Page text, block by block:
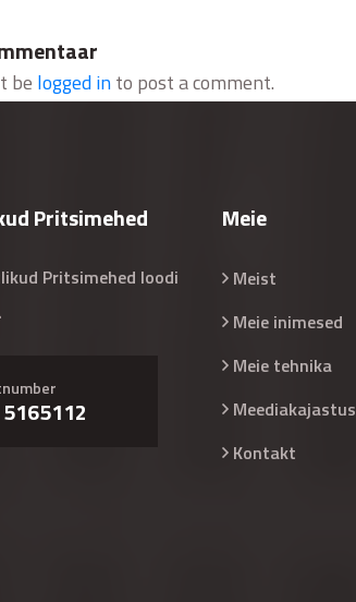
be logged into post a comment.
Pritsimehed
Pritsimehed loodi
Meie
Meist
Meie inimesed
Meie tehnika
Meediakajastus
Kontakt